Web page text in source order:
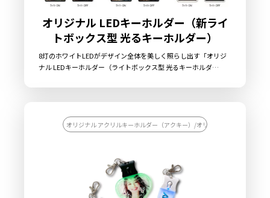
オリジナル LEDキーホルダー（新ライ
トボックス型 光るキーホルダー）
8灯のホワイトLEDがデザイン全体を美しく照らし出す「オリジ
ナル LEDキーホルダー（ライトボックス型 光るキーホルダ
の光量は2段階で調整可能で、スイッチをオンにするとデザイン
売に必要な資材も取り揃えておりますので、お客様にはデザイン
ておりますので、お気軽にご相談ください。
オリジナル アクリルキーホルダー（アクキー）/オリジナル キーホルダ